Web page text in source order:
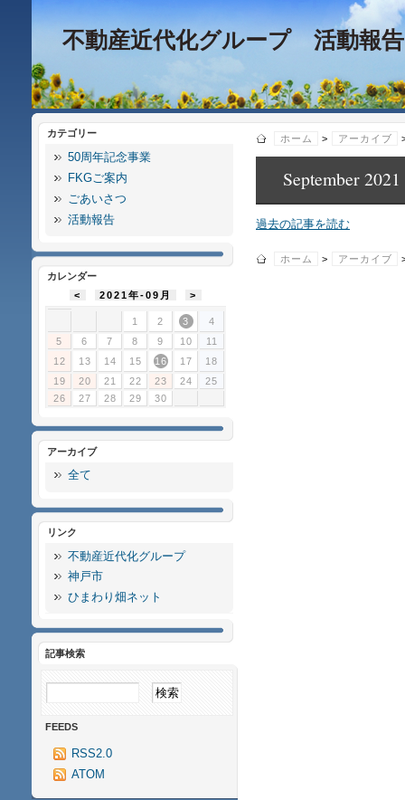
不動産近代化グループ 活動報告
ホーム > アーカイブ
September 2021
過去の記事を読む
ホーム > アーカイブ
カテゴリー
50周年記念事業
FKGご案内
ごあいさつ
活動報告
カレンダー
<
2021年-09月 >
1 2 3
4
5
6 7 8 9 10
11
12
13 14 15 16 17
18
19
20 21 22 23 24
25
26
27 28 29 30
アーカイブ
全て
リンク
不動産近代化グループ
神戸市
ひまわり畑ネット
記事検索
FEEDS
RSS2.0
ATOM